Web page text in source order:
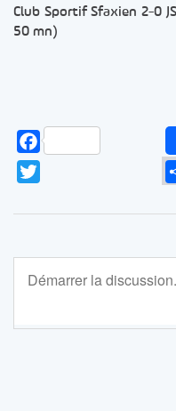
Club Sportif Sfaxien 2-0
50 mn)
Facebook